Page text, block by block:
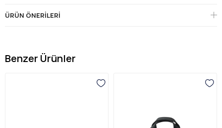
ÜRÜN ÖNERILERI
Benzer Ürünler